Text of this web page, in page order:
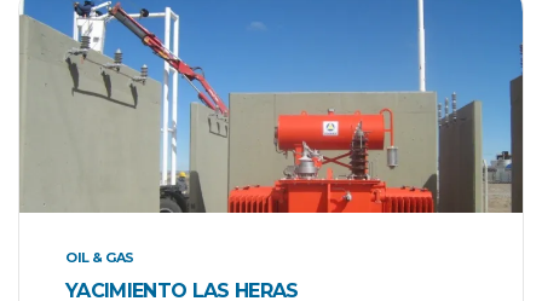
OIL & GAS
YACIMIENTO LAS HERAS